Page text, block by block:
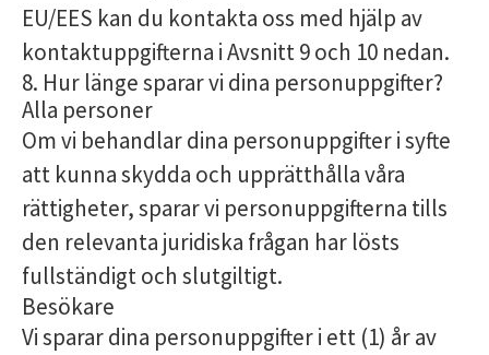
EU/EES kan du kontakta oss med hjälp av
kontaktuppgifterna i Avsnitt 9 och 10 nedan.
8. Hur länge sparar vi dina personuppgifter?
Alla personer
Om vi ​​behandlar dina personuppgifter i syfte
att kunna skydda och upprätthålla våra
rättigheter, sparar vi personuppgifterna tills
den relevanta juridiska frågan har lösts
fullständigt och slutgiltigt.
Besökare
Vi sparar dina personuppgifter i ett (1) år av